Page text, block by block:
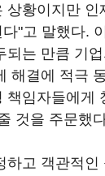
상황이지만 인
"고 말했다.
되는 만큼 기
해결에 적극
책임자들에게
것을 주문했
하고 객관적인